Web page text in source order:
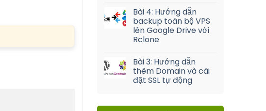
Bài 4: Hướng dẫn
backup toàn bộ VPS
lên Google Drive với
Rclone
Bài 3: Hướng dẫn
thêm Domain và cài
đặt SSL tự động